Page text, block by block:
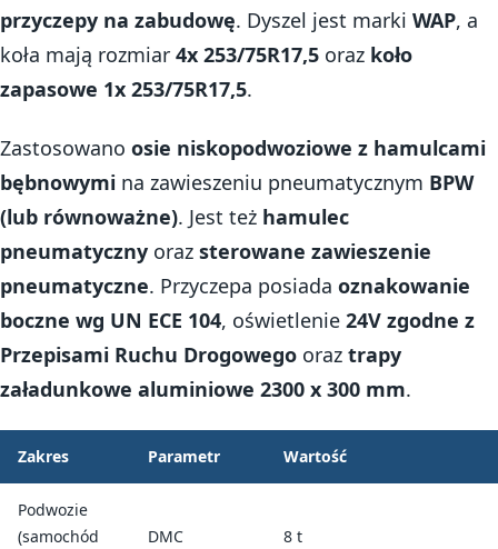
przyczepy na zabudowę. Dyszel jest marki WAP, a
koła mają rozmiar 4x 253/75R17,5 oraz koło
zapasowe 1x 253/75R17,5.
Zastosowano osie niskopodwoziowe z hamulcami
bębnowymi na zawieszeniu pneumatycznym BPW
(lub równoważne). Jest też hamulec
pneumatyczny oraz sterowane zawieszenie
pneumatyczne. Przyczepa posiada oznakowanie
boczne wg UN ECE 104, oświetlenie 24V zgodne z
Przepisami Ruchu Drogowego oraz trapy
załadunkowe aluminiowe 2300 x 300 mm.
Zakres Parametr Wartość
Podwozie
(samochód
DMC 8 t